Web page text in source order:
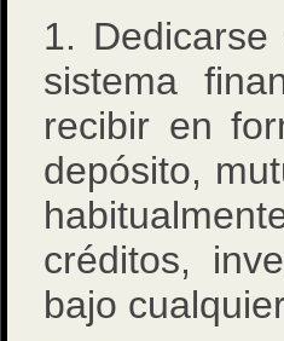
1.
sistema
recibir en
depósito,
créditos,
bajo